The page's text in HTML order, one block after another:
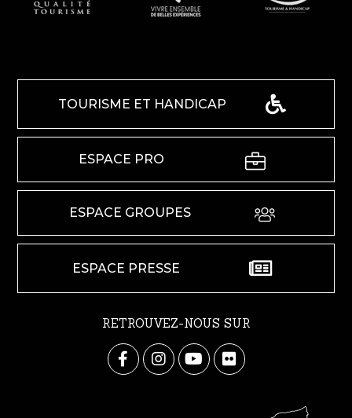
TOURISME ET HANDICAP
ESPACE PRO
ESPACE GROUPES
ESPACE PRESSE
RETROUVEZ-NOUS SUR